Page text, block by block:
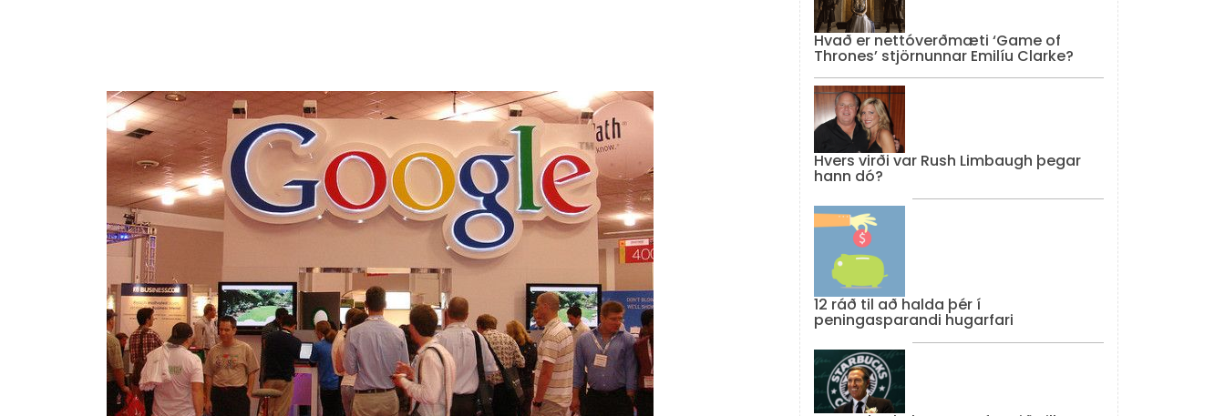
Hvað er nettóverðmæti ‘Game of
Thrones’ stjörnunnar Emilíu Clarke?
Hvers virði var Rush Limbaugh þegar
hann dó?
12 ráð til að halda þér í
peningasparandi hugarfari